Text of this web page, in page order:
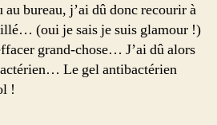
bureau, j’ai dû donc recourir à
(oui je sais je suis glamour !)
grand-chose… J’ai dû alors
Le gel antibactérien
!